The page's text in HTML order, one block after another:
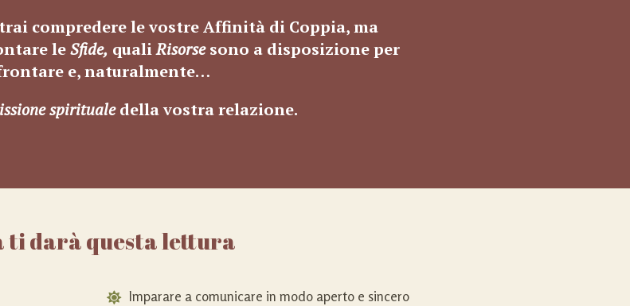
compredere le vostre Affinità di Coppia, ma
leSfide, qualiRisorsesono a disposizione per
e, naturalmente…
spiritualedella vostra relazione.
ti darà questa lettura
Imparare a comunicare in modo aperto e sincero